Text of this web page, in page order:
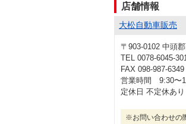
店舗情報
大松自動車販売
〒903-0102 中頭
TEL 0078-6045-
FAX 098-987-6349
営業時間 9:30〜
定休日 不定休あり
※お問い合わせの